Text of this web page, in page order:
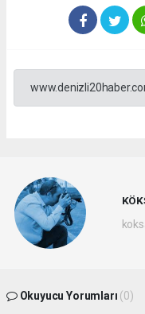
Okuyucu Yorumları (0)